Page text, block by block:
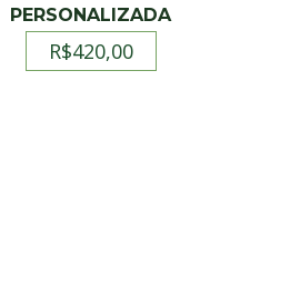
PERSONALIZADA
R$420,00